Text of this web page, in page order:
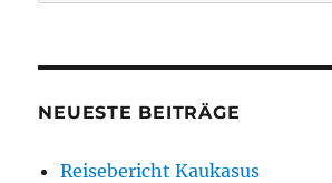
NEUESTE BEITRÄGE
Reisebericht Kaukasus